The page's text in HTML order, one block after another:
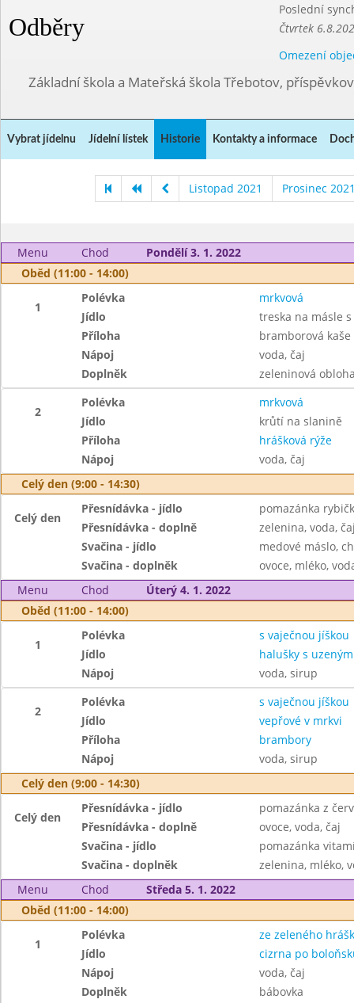
Odběry
Poslední
Čtvrtek
Omezení
Základní škola a Mateřská škola Třebotov,
Vybrat jídelnu Jídelní lístek Historie Kontakty a informace
Listopad 2021 Prosinec
Menu Chod
Pondělí 3. 1. 2022
Oběd (11:00 - 14:00)
1
Polévka
mrkvová
Jídlo
treska na másle
Příloha
bramborová kaše
Nápoj
voda, čaj
Doplněk
zeleninová
2
Polévka
mrkvová
Jídlo
krůtí na slanině
Příloha
hrášková rýže
Nápoj
voda, čaj
Celý den (9:00 - 14:30)
Celý den
Přesnídávka - jídlo
pomazánka
Přesnídávka - doplně
zelenina, voda,
Svačina - jídlo
medové máslo,
Svačina - doplněk
ovoce, mléko,
Menu
Chod
Úterý 4. 1. 2022
Oběd (11:00 - 14:00)
1
Polévka
s vaječnou jíškou
Jídlo
halušky s
Nápoj
voda, sirup
2
Polévka
s vaječnou jíškou
Jídlo
vepřové v mrkvi
Příloha
brambory
Nápoj
voda, sirup
Celý den (9:00 - 14:30)
Celý den
Přesnídávka - jídlo
pomazánka z
Přesnídávka - doplně
ovoce, voda, čaj
Svačina - jídlo
pomazánka
Svačina - doplněk
zelenina, mléko,
Menu
Chod
Středa 5. 1. 2022
Oběd (11:00 - 14:00)
1
Polévka
ze zeleného
Jídlo
cizrna po
Nápoj
voda, čaj
Doplněk
bábovka